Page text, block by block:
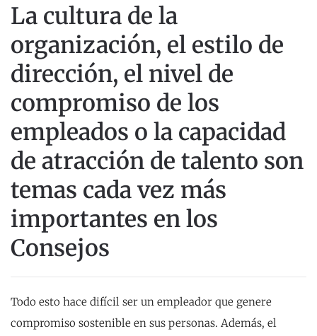
La cultura de la
organización, el estilo de
dirección, el nivel de
compromiso de los
empleados o la capacidad
de atracción de talento son
temas cada vez más
importantes en los
Consejos
Todo esto hace difícil ser un empleador que genere
compromiso sostenible en sus personas. Además, el